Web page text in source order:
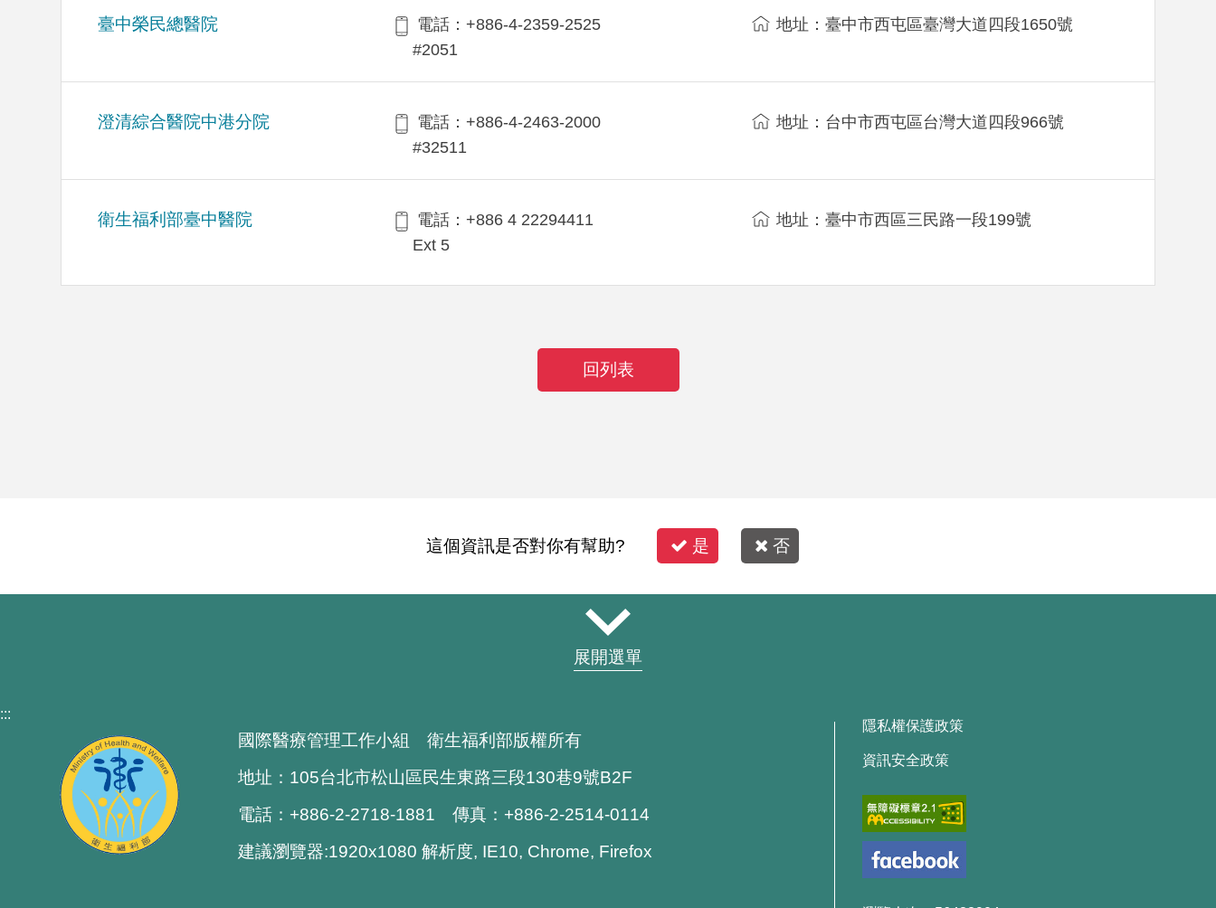
臺中榮民總醫院
電話：+886-4-2359-2525
#2051
地址：臺中市西屯區臺灣大道四段1650號
澄清綜合醫院中港分院
電話：+886-4-2463-2000
#32511
地址：台中市西屯區台灣大道四段966號
衛生福利部臺中醫院
電話：+886 4 22294411
Ext 5
地址：臺中市西區三民路一段199號
回列表
這個資訊是否對你有幫助? 是 否
展開選單
:::
國際醫療管理工作小組 衛生福利部版權所有
地址：105台北市松山區民生東路三段130巷9號B2F
電話：+886-2-2718-1881 傳真：+886-2-2514-0114
建議瀏覽器:1920x1080 解析度, IE10, Chrome, Firefox
隱私權保護政策
資訊安全政策